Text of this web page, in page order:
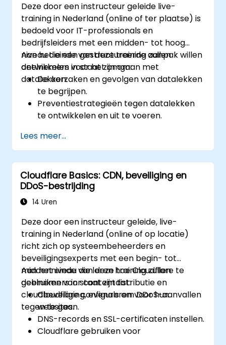
Deze door een instructeur geleide live-
training in Nederland (online of ter plaatse) is
bedoeld voor IT-professionals en
bedrijfsleiders met een midden- tot hoog
niveau die een gestructureerde aanpak willen
ontwikkelen voor het omgaan met
datalekken.
Aan het einde van deze training zullen
deelnemers in staat zijn om:
De oorzaken en gevolgen van datalekken
te begrijpen.
Preventiestrategieën tegen datalekken
te ontwikkelen en uit te voeren.
datalekken te beperken en te
verzachten.
Forensisch onderzoek te doen en de
impact van datalekken te beoordelen.
De wettelijke en regelgevende eisen voor
melding van datalekken na te leven.
en de beveiliging te versterken.
Lees meer...
Cloudflare Basics: CDN, beveiliging en
DDoS-bestrijding
14 Uren
Deze door een instructeur geleide, live-
training in Nederland (online of op locatie)
richt zich op systeembeheerders en
beveiligingsexperts met een begin- tot
middenniveau die leren hoe Cloudflare te
gebruiken voor contentdistributie en
cloudbeveiliging, evenals om DDoS-aanvallen
tegen te gaan.
Aan het einde van deze training zullen
deelnemers in staat zijn tot:
Cloudflare configureren voor hun
websites.
DNS-records en SSL-certificaten instellen.
Cloudflare gebruiken voor